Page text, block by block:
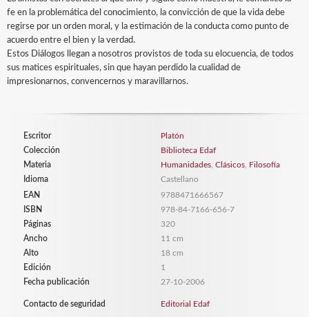
fe en la problemática del conocimiento, la convicción de que la vida debe
regirse por un orden moral, y la estimación de la conducta como punto de
acuerdo entre el bien y la verdad.
Estos Diálogos llegan a nosotros provistos de toda su elocuencia, de todos
sus matices espirituales, sin que hayan perdido la cualidad de
impresionarnos, convencernos y maravillarnos.
Escritor
Platón
Colección
Biblioteca Edaf
Materia
Humanidades, Clásicos, Filosofía
Idioma
Castellano
EAN
9788471666567
ISBN
978-84-7166-656-7
Páginas
320
Ancho
11 cm
Alto
18 cm
Edición
1
Fecha publicación
27-10-2006
Contacto de seguridad Editorial Edaf